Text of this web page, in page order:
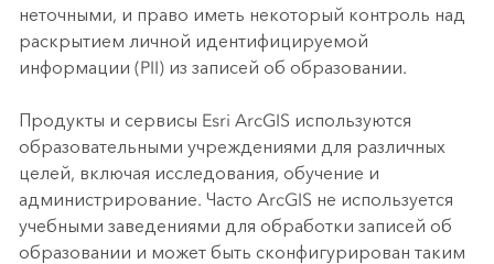
неточными, и право иметь некоторый контроль над
раскрытием личной идентифицируемой
информации (PII) из записей об образовании.
Продукты и сервисы Esri ArcGIS используются
образовательными учреждениями для различных
целей, включая исследования, обучение и
администрирование. Часто ArcGIS не используется
учебными заведениями для обработки записей об
образовании и может быть сконфигурирован таким